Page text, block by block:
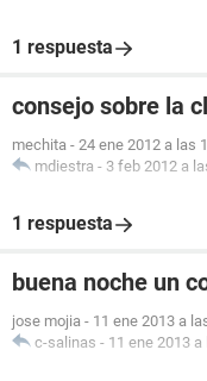
1 respuesta
consejo sobre la
mechita - 24 ene 2012 a las
mdiestra - 3 feb 2012 a
1 respuesta
buena noche un
jose mojia - 11 ene 2013 a
c-salinas - 11 ene 2013 a